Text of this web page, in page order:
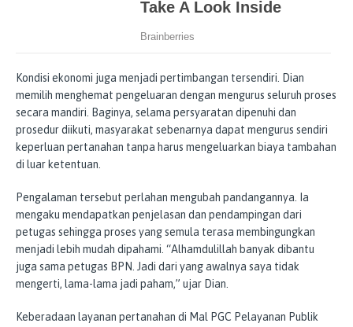
Kondisi ekonomi juga menjadi pertimbangan tersendiri. Dian
memilih menghemat pengeluaran dengan mengurus seluruh proses
secara mandiri. Baginya, selama persyaratan dipenuhi dan
prosedur diikuti, masyarakat sebenarnya dapat mengurus sendiri
keperluan pertanahan tanpa harus mengeluarkan biaya tambahan
di luar ketentuan.
Pengalaman tersebut perlahan mengubah pandangannya. Ia
mengaku mendapatkan penjelasan dan pendampingan dari
petugas sehingga proses yang semula terasa membingungkan
menjadi lebih mudah dipahami. “Alhamdulillah banyak dibantu
juga sama petugas BPN. Jadi dari yang awalnya saya tidak
mengerti, lama-lama jadi paham,” ujar Dian.
Keberadaan layanan pertanahan di Mal PGC Pelayanan Publik